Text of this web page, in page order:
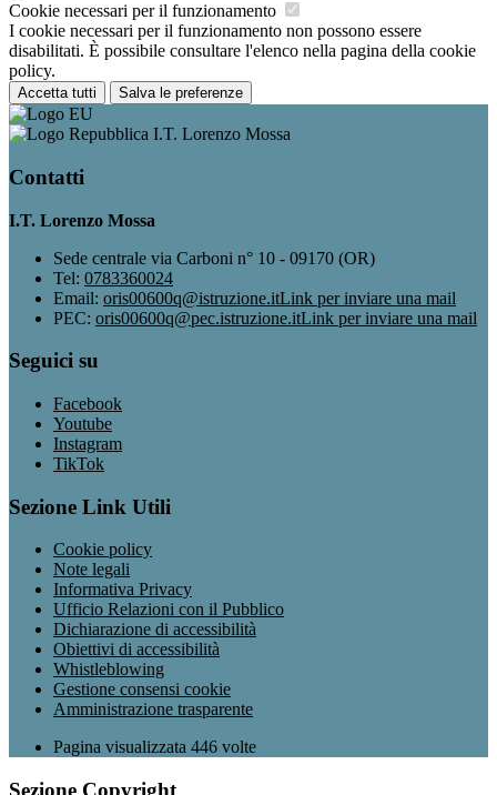
Cookie necessari per il funzionamento
I cookie necessari per il funzionamento non possono essere
disabilitati. È possibile consultare l'elenco nella pagina della cookie
policy.
Accetta tutti Salva le preferenze
I.T. Lorenzo Mossa
Contatti
I.T. Lorenzo Mossa
Sede centrale via Carboni n° 10 - 09170 (OR)
Tel: 0783360024
Email: oris00600q@istruzione.itLink per inviare una mail
PEC: oris00600q@pec.istruzione.itLink per inviare una mail
Seguici su
Facebook
Youtube
Instagram
TikTok
Sezione Link Utili
Cookie policy
Note legali
Informativa Privacy
Ufficio Relazioni con il Pubblico
Dichiarazione di accessibilità
Obiettivi di accessibilità
Whistleblowing
Gestione consensi cookie
Amministrazione trasparente
Pagina visualizzata 446 volte
Sezione Copyright